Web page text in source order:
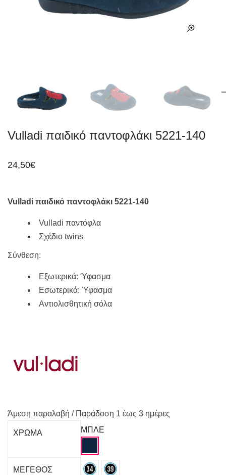
Vulladi παιδικό παντοφλάκι 5221-140
24,50€
Vulladi παιδικό παντοφλάκι 5221-140
Vulladi παντόφλα
Σχέδιο twins
Σύνθεση:
Εξωτερικά: Ύφασμα
Εσωτερικά: Ύφασμα
Αντιολισθητική σόλα
Άμεση παραλαβή / Παράδoση 1 έως 3 ημέρες
ΧΡΩΜΑ ΜΠΛΕ
ΜΕΓΕΘΟΣ